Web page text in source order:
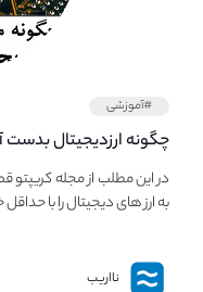
#آموزشی
ریسک از کریپتو
در این مطلب از مجله کریپتو
به ارز های دیجیتال را با
نااریب